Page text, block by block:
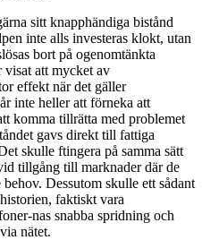
sitt knapphändiga bistånd
inte alls investeras klokt, utan
bort på ogenomtänkta
att mycket av
effekt när det gäller
inte heller att förneka att
komma tillrätta med problemet
gavs direkt till fattiga
skulle ftingera på samma sätt
tillgång till marknader där de
Dessutom skulle ett sådant
faktiskt vara
nas snabba spridning och
nätet.